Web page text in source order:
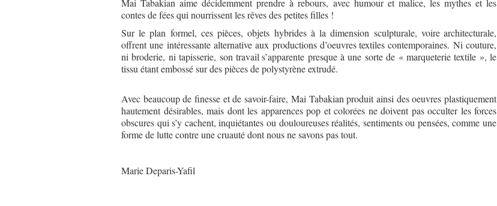
Mai Tabakian aime décidemment prendre à rebours, avec humour et malice, les mythes et les
contes de fées qui nourrissent les rêves des petites filles !
Sur le plan formel, ces pièces, objets hybrides à la dimension sculpturale, voire architecturale,
offrent une intéressante alternative aux productions d’oeuvres textiles contemporaines. Ni couture,
ni broderie, ni tapisserie, son travail s’apparente presque à une sorte de « marqueterie textile », le
tissu étant embossé sur des pièces de polystyrène extrudé.
Avec beaucoup de finesse et de savoir-faire, Mai Tabakian produit ainsi des oeuvres plastiquement
hautement désirables, mais dont les apparences pop et colorées ne doivent pas occulter les forces
obscures qui s’y cachent, inquiétantes ou douloureuses réalités, sentiments ou pensées, comme une
forme de lutte contre une cruauté dont nous ne savons pas tout.
Marie Deparis-Yafil